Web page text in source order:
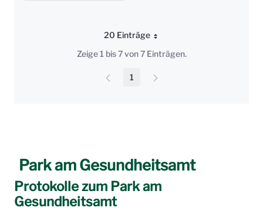
20 Einträge
Pro Seite
Zeige 1 bis 7 von 7 Einträgen.
Seite
1
Park am Gesundheitsamt
Protokolle zum Park am
Gesundheitsamt